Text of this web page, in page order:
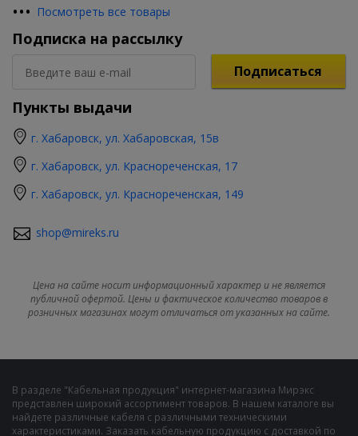
••• Посмотреть все товары
Подписка на рассылку
Подписаться
Пункты выдачи
г. Хабаровск, ул. Хабаровская, 15в
г. Хабаровск, ул. Краснореченская, 17
г. Хабаровск, ул. Краснореченская, 149
shop@mireks.ru
Цена на сайте носит информационный характер и не является
публичной офертой. Цены и фактическое количество товаров в
розничных магазинах могут отличаться от указанных на сайте.
В разделе "Кабельная продукция" интернет-магазина Мирэкс
представлен широкий ассортимент товаров. В нашем каталоге вы
найдете различные кабеля с различными техническими
характеристиками. Заказать кабельную продукцию с доставкой по